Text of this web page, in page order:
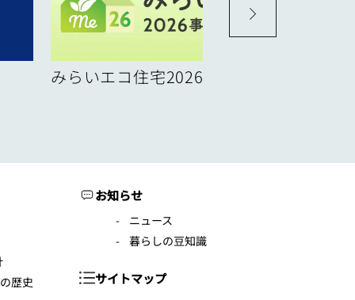
みらいエコ住宅2026事業
歴史
お知らせ
ニュース
暮らしの豆知識
サイトマップ